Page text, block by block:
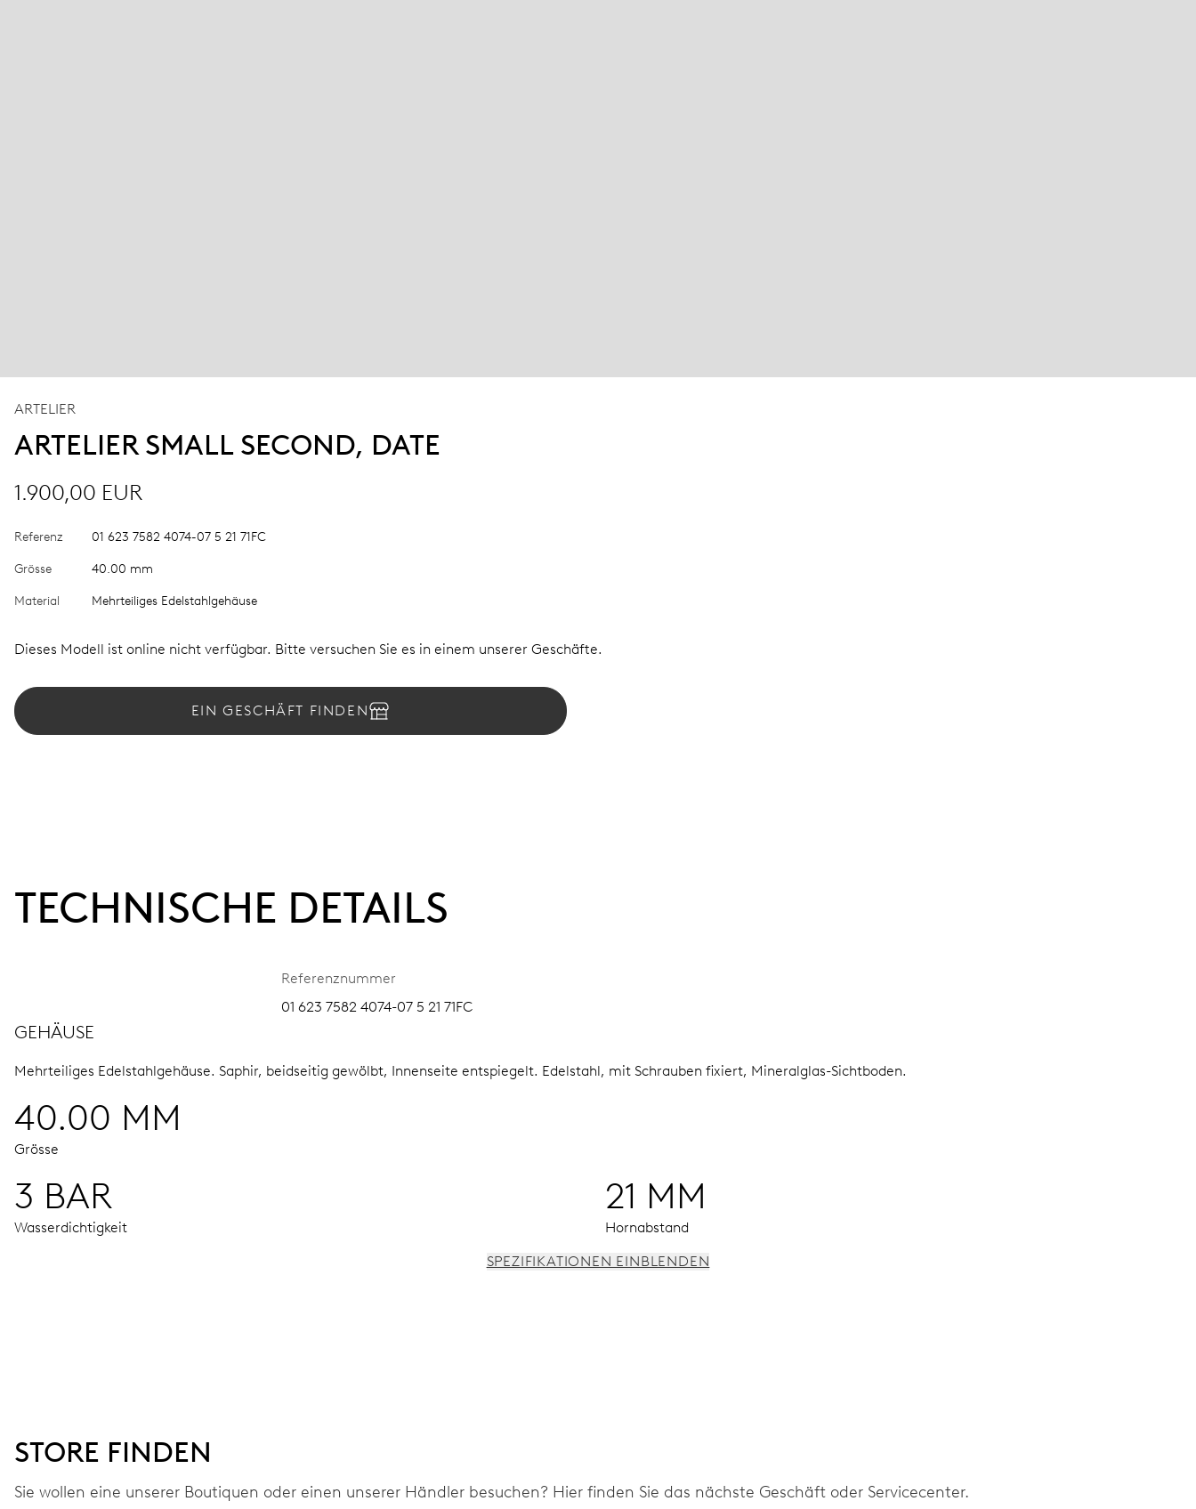
ARTELIER
ARTELIER SMALL SECOND, DATE
1.900,00 EUR
Referenz 01 623 7582 4074-07 5 21 71FC
Grösse 40.00 mm
Material Mehrteiliges Edelstahlgehäuse
Dieses Modell ist online nicht verfügbar. Bitte versuchen Sie es in einem unserer Geschäfte.
EIN GESCHÄFT FINDEN
TECHNISCHE DETAILS
Referenznummer
01 623 7582 4074-07 5 21 71FC
GEHÄUSE
Mehrteiliges Edelstahlgehäuse. Saphir, beidseitig gewölbt, Innenseite entspiegelt. Edelstahl, mit Schrauben fixiert, Mineralglas-Sichtboden.
40.00 MM
Grösse
3 BAR
Wasserdichtigkeit
21 MM
Hornabstand
Gangreserve
KALIBER
SPEZIFIKATIONEN EINBLENDEN
STORE FINDEN
Sie wollen eine unserer Boutiquen oder einen unserer Händler besuchen? Hier finden Sie das nächste Geschäft oder Servicecenter.